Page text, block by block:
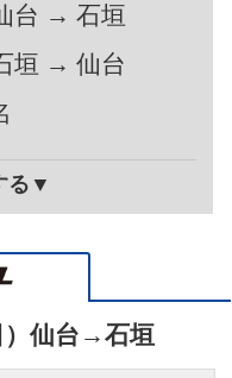
台 → 石垣
垣 → 仙台
る▼
仙台 →石垣